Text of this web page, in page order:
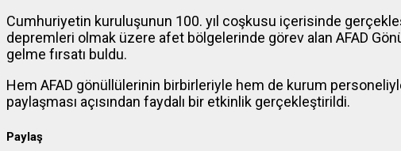
Cumhuriyetin kuruluşunun 100. yıl coşkusu içerisinde
depremleri olmak üzere afet bölgelerinde görev alan AFAD
gelme fırsatı buldu.
Hem AFAD gönüllülerinin birbirleriyle hem de kurum
paylaşması açısından faydalı bir etkinlik gerçekleştirildi.
Paylaş